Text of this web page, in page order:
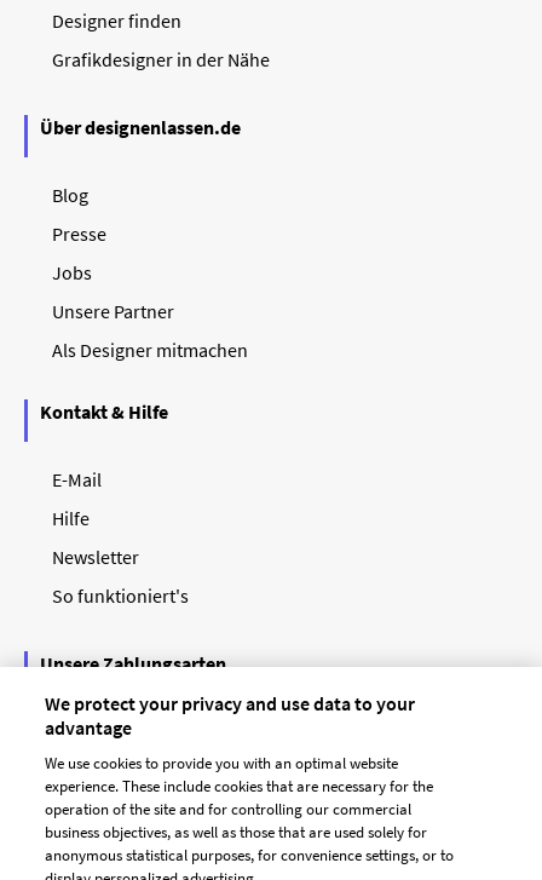
Designer finden
Grafikdesigner in der Nähe
Über designenlassen.de
Blog
Presse
Jobs
Unsere Partner
Als Designer mitmachen
Kontakt & Hilfe
E-Mail
Hilfe
Newsletter
So funktioniert's
Unsere Zahlungsarten
We protect your privacy and use data to your
advantage
We use cookies to provide you with an optimal website
experience. These include cookies that are necessary for the
operation of the site and for controlling our commercial
business objectives, as well as those that are used solely for
anonymous statistical purposes, for convenience settings, or to